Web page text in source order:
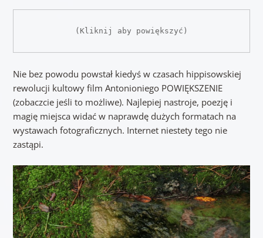
(Kliknij aby powiększyć)
Nie bez powodu powstał kiedyś w czasach hippisowskiej
rewolucji kultowy film Antonioniego POWIĘKSZENIE
(zobaczcie jeśli to możliwe). Najlepiej nastroje, poezję i
magię miejsca widać w naprawdę dużych formatach na
wystawach fotograficznych. Internet niestety tego nie
zastąpi.